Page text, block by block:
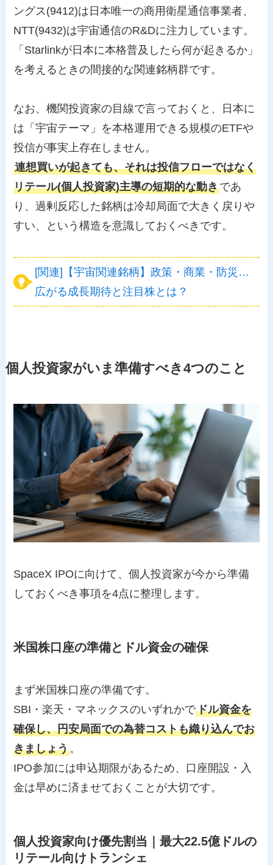
ングス(9412)は日本唯一の商用衛星通信事業者、
NTT(9432)は宇宙通信のR&Dに注力しています。
「Starlinkが日本に本格普及したら何が起きるか」
を考えるときの間接的な関連銘柄群です。
なお、機関投資家の目線で言っておくと、日本に
は「宇宙テーマ」を本格運用できる規模のETFや
投信が事実上存在しません。
連想買いが起きても、それは投信フローではなく
リテール(個人投資家)主導の短期的な動きであ
り、過剰反応した銘柄は冷却局面で大きく戻りや
すい、という構造を意識しておくべきです。
[関連]【宇宙関連銘柄】政策・商業・防災…
広がる成長期待と注目株とは？
個人投資家がいま準備すべき4つのこと
SpaceX IPOに向けて、個人投資家が今から準備
しておくべき事項を4点に整理します。
米国株口座の準備とドル資金の確保
まず米国株口座の準備です。
SBI・楽天・マネックスのいずれかでドル資金を
確保し、円安局面での為替コストも織り込んでお
きましょう。
IPO参加には申込期限があるため、口座開設・入
金は早めに済ませておくことが大切です。
個人投資家向け優先割当｜最大22.5億ドルの
リテール向けトランシェ